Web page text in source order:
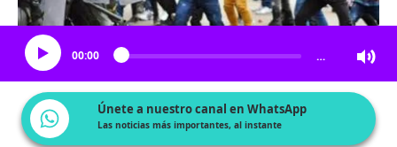
Escucha el artículo
00:00 …
Únete a nuestro canal en WhatsApp
Las noticias más importantes, al instante